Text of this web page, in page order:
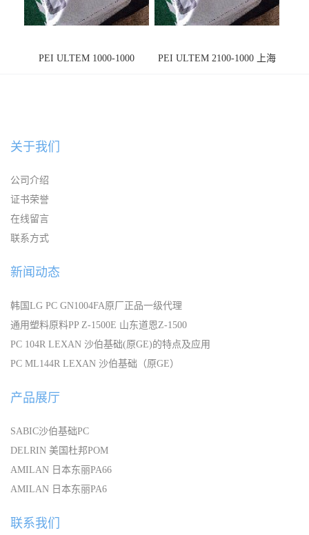
PEI ULTEM 1000-1000
PEI ULTEM 2100-1000 上海
关于我们
公司介绍
证书荣誉
在线留言
联系方式
新闻动态
韩国LG PC GN1004FA原厂正品一级代理
通用塑料原料PP Z-1500E 山东道恩Z-1500
PC 104R LEXAN 沙伯基础(原GE)的特点及应用
PC ML144R LEXAN 沙伯基础（原GE）
产品展厅
SABIC沙伯基础PC
DELRIN 美国杜邦POM
AMILAN 日本东丽PA66
AMILAN 日本东丽PA6
联系我们